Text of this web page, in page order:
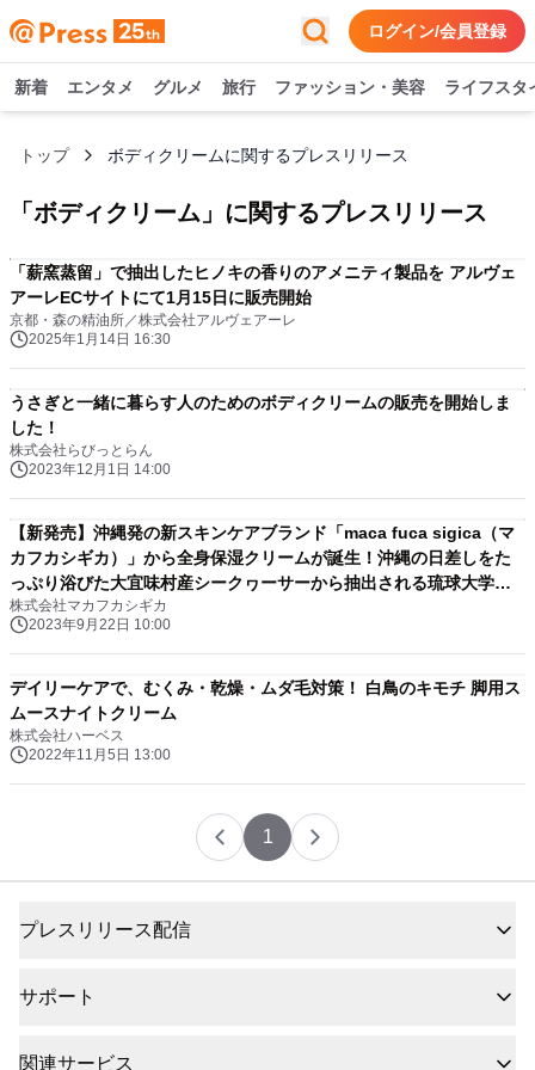
ログイン/会員登録
新着 エンタメ グルメ 旅行 ファッション・美容 ライフスタ
トップ ボディクリームに関するプレスリリース
「 ボディクリーム 」に関するプレスリリース
「薪窯蒸留」で抽出したヒノキの香りのアメニティ製品を アルヴェ
アーレECサイトにて1月15日に販売開始
京都・森の精油所／株式会社アルヴェアーレ
2025年1月14日 16:30
うさぎと一緒に暮らす人のためのボディクリームの販売を開始しま
した！
株式会社らびっとらん
2023年12月1日 14:00
【新発売】沖縄発の新スキンケアブランド「maca fuca sigica（マ
カフカシギカ）」から全身保湿クリームが誕生！沖縄の日差しをた
っぷり浴びた大宜味村産シークヮーサーから抽出される琉球大学の
特許成分「ノビレチン※」を配合！（※琉球大学 特許2014-
540773号）
株式会社マカフカシギカ
2023年9月22日 10:00
デイリーケアで、むくみ・乾燥・ムダ毛対策！ 白鳥のキモチ 脚用ス
ムースナイトクリーム
株式会社ハーベス
2022年11月5日 13:00
1
プレスリリース配信
サポート
関連サービス